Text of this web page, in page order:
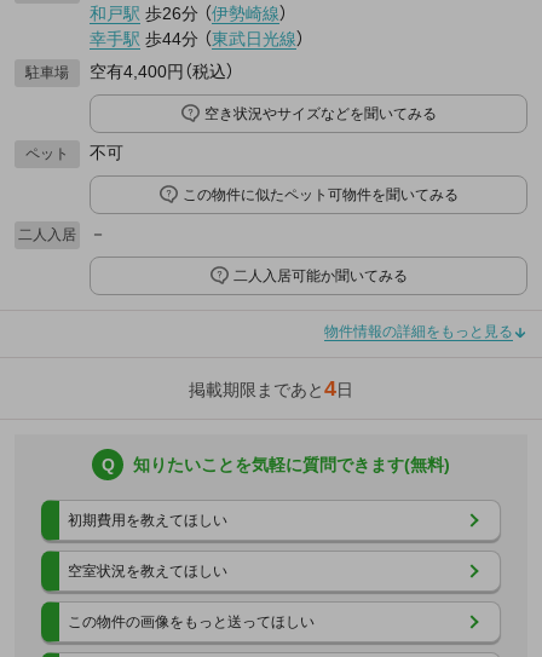
和戸駅 歩26分 （伊勢崎線）
幸手駅 歩44分 （東武日光線）
駐車場 空有4,400円（税込）
空き状況やサイズなどを聞いてみる
ペット 不可
この物件に似たペット可物件を聞いてみる
二人入居 －
二人入居可能か聞いてみる
物件情報の詳細をもっと見る
掲載期限まであと4日
Q 知りたいことを気軽に質問できます(無料)
初期費用を教えてほしい
空室状況を教えてほしい
この物件の画像をもっと送ってほしい